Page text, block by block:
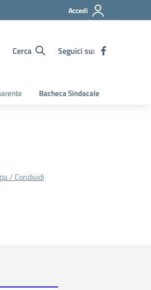
Accedi
Cerca Seguici su:
Bacheca Sindacale
/ Condividi